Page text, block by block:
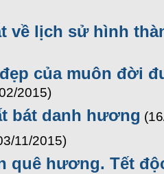
về lịch sử hình
của muôn đời
2015)
bát danh hương
11/2015)
quê hương. Tết